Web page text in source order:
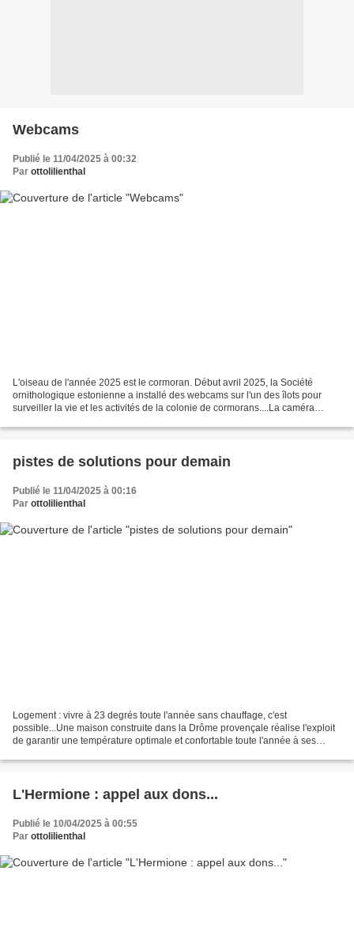
Webcams
Publié le 11/04/2025 à 00:32
Par ottolilienthal
L'oiseau de l'année 2025 est le cormoran. Début avril 2025, la Société
ornithologique estonienne a installé des webcams sur l'un des îlots pour
surveiller la vie et les activités de la colonie de cormorans....La caméra
pistes de solutions pour demain
Publié le 11/04/2025 à 00:16
Par ottolilienthal
Logement : vivre à 23 degrés toute l'année sans chauffage, c'est
possible...Une maison construite dans la Drôme provençale réalise l'exploit
de garantir une température optimale et confortable toute l'année à ses
L'Hermione : appel aux dons...
Publié le 10/04/2025 à 00:55
Par ottolilienthal